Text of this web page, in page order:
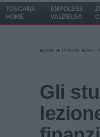
TOSCANA
HOME
EMPOLESE
VALDELSA
HOME PONTEDERA -
Gli